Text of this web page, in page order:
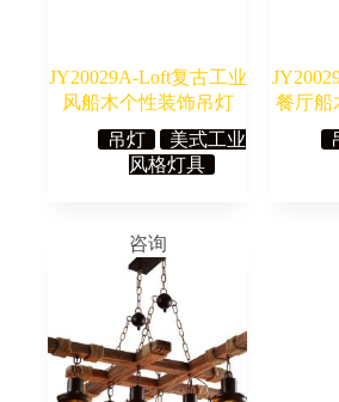
JY20029A-Loft复古工业
风船木个性装饰吊灯
吊灯
美式工业
风格灯具
餐厅船
咨询